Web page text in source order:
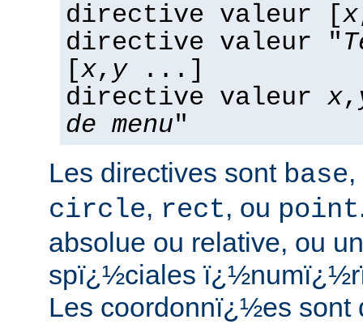
directive valeur [x
directive valeur "
[x, y...]
directive valeur x,
de menu"
Les directives sont base,
circle, rect, ou point
absolue ou relative, ou
spï¿½ciales
Les coordonnï¿½es sont